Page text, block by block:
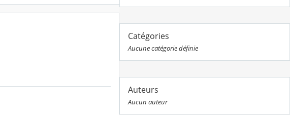
Catégories
Aucune catégorie définie
Auteurs
Aucun auteur